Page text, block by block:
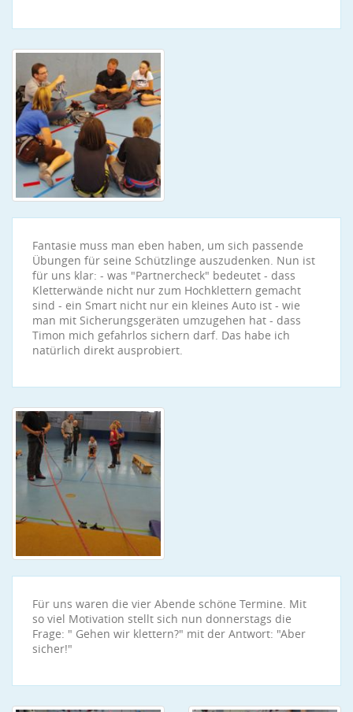
Fantasie muss man eben haben, um sich passende
Übungen für seine Schützlinge auszudenken. Nun ist
für uns klar: - was "Partnercheck" bedeutet - dass
Kletterwände nicht nur zum Hochklettern gemacht
sind - ein Smart nicht nur ein kleines Auto ist - wie
man mit Sicherungsgeräten umzugehen hat - dass
Timon mich gefahrlos sichern darf. Das habe ich
natürlich direkt ausprobiert.
Für uns waren die vier Abende schöne Termine. Mit
so viel Motivation stellt sich nun donnerstags die
Frage: " Gehen wir klettern?" mit der Antwort: "Aber
sicher!"